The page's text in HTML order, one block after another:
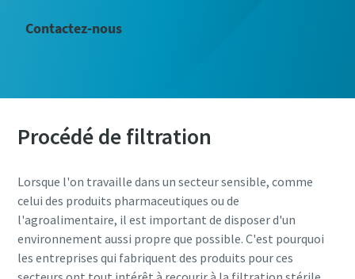
Contactez-nous
Procédé de filtration
Lorsque l'on travaille dans un secteur sensible, comme
celui des produits pharmaceutiques ou de
l'agroalimentaire, il est important de disposer d'un
environnement aussi propre que possible. C'est pourquoi
les entreprises qui fabriquent des produits pour ces
besoins.
Tous les champs signalés par un (*) sont
Informations personnelles
Nom